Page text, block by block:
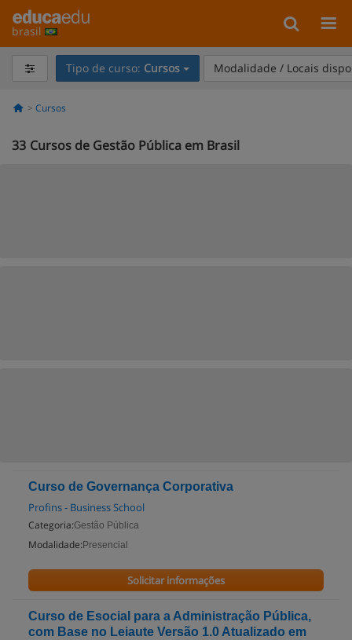
brasil
Tipo de curso: Cursos Modalidade / Locais
Cursos
33 Cursos de Gestão Pública em Brasil
Curso de Governança Corporativa
Profins - Business School
Categoria:Gestão Pública
Modalidade: Presencial
Solicitar informações
Curso de Esocial para a Administração Pública,
com Base no Leiaute Versão 1.0 Atualizado em